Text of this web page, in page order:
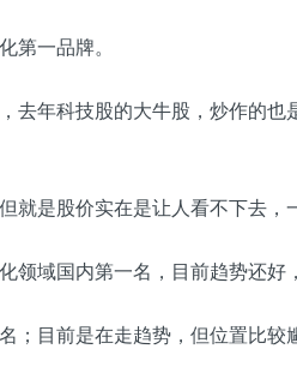
第一品牌。
去年科技股的大牛股，炒作的也
就是股价实在是让人看不下去，
领域国内第一名，目前趋势还好
；目前是在走趋势，但位置比较